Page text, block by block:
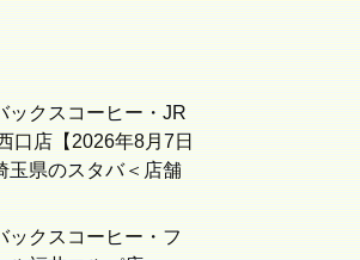
ックスコーヒー・JR
口店【2026年8月7日
玉県のスタバ＜店舗
ックスコーヒー・フ